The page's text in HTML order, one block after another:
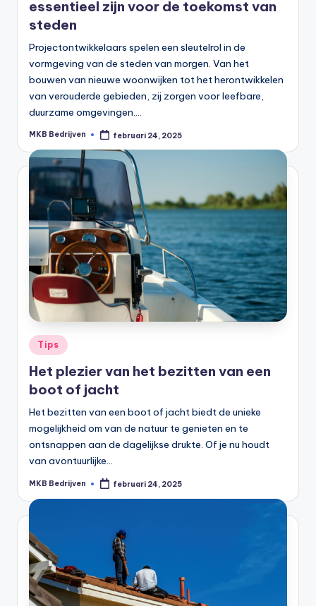
essentieel zijn voor de toekomst van
steden
Projectontwikkelaars spelen een sleutelrol in de
vormgeving van de steden van morgen. Van het
bouwen van nieuwe woonwijken tot het herontwikkelen
van verouderde gebieden, zij zorgen voor leefbare,
duurzame omgevingen.…
MKB Bedrijven februari 24, 2025
Tips
Het plezier van het bezitten van een
boot of jacht
Het bezitten van een boot of jacht biedt de unieke
mogelijkheid om van de natuur te genieten en te
ontsnappen aan de dagelijkse drukte. Of je nu houdt
van avontuurlijke…
MKB Bedrijven februari 24, 2025